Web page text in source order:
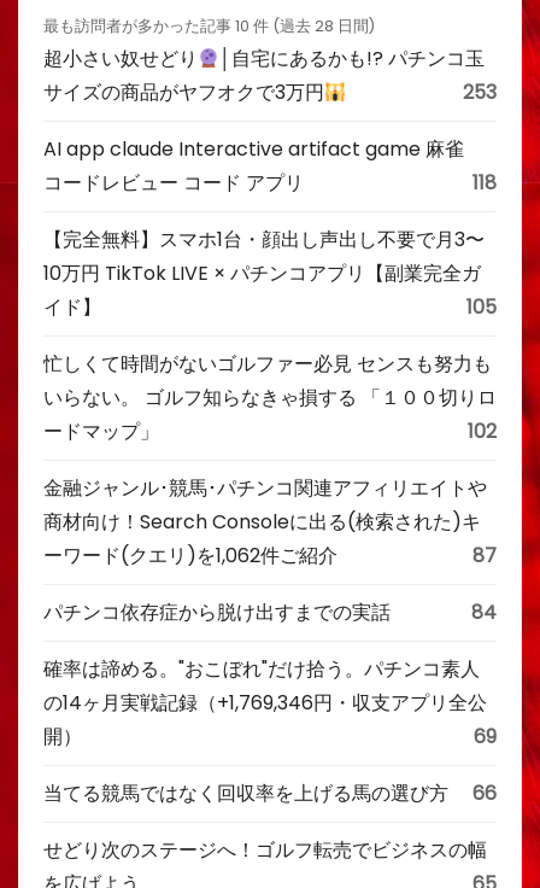
最も訪問者が多かった記事 10 件 (過去 28 日間)
超小さい奴せどり
│自宅にあるかも!? パチンコ玉
サイズの商品がヤフオクで3万円
253
AI app claude Interactive artifact game 麻雀
コードレビュー コード アプリ
118
【完全無料】スマホ1台・顔出し声出し不要で月3〜
10万円 TikTok LIVE × パチンコアプリ【副業完全ガ
イド】
105
忙しくて時間がないゴルファー必見 センスも努力も
いらない。 ゴルフ知らなきゃ損する 「１００切りロ
ードマップ」
102
金融ジャンル･競馬･パチンコ関連アフィリエイトや
商材向け！Search Consoleに出る(検索された)キ
ーワード(クエリ)を1,062件ご紹介
87
パチンコ依存症から脱け出すまでの実話 84
確率は諦める。"おこぼれ"だけ拾う。パチンコ素人
の14ヶ月実戦記録（+1,769,346円・収支アプリ全公
開）
69
当てる競馬ではなく回収率を上げる馬の選び方 66
せどり次のステージへ！ゴルフ転売でビジネスの幅